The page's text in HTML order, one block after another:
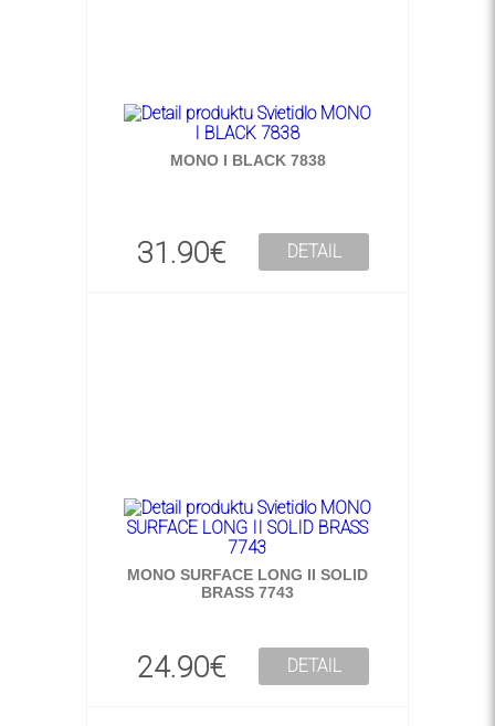
MONO I BLACK 7838
31.90€ DETAIL
MONO SURFACE LONG II SOLID
BRASS 7743
24.90€ DETAIL